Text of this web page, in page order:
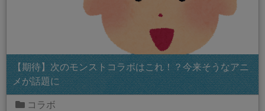
【期待】次のモンストコラボはこれ！？今来そうなアニ
メが話題に
コラボ